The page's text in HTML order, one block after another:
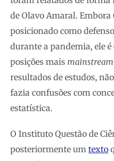
de Olavo Amaral.
posicionado como
durante a pandemia, ele é
posições mais mainstream
resultados de estudos,
fazia confusões com
estatística.
O Instituto Questão de
posteriormente um texto